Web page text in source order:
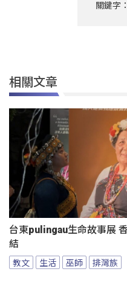
關鍵字：
相關文章
台東pulingau生命故事展
結
教文 生活 巫師 排灣族